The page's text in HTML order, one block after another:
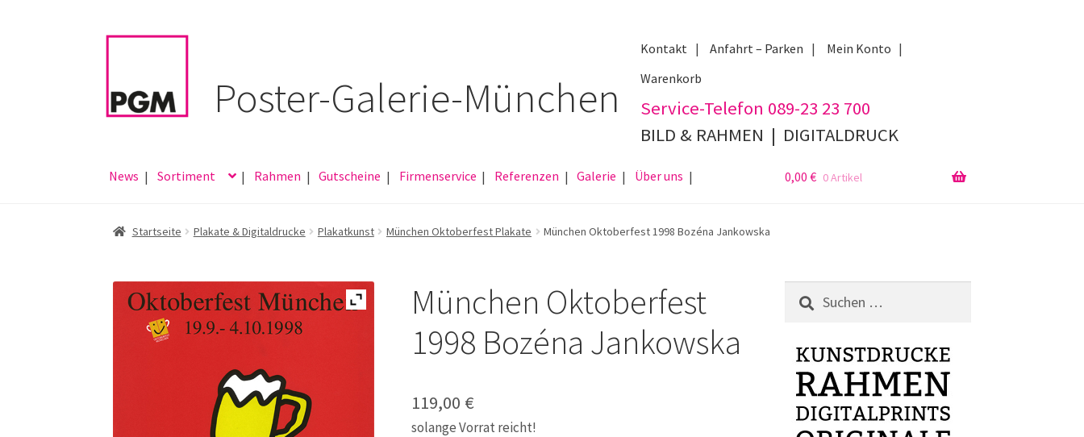
Zur
Zum
Kontakt Anfahrt – Parken
Mein Konto
Warenkorb
Service-Telefon 089-23 23 700
BILD & RAHMEN | DIGITALDRUCK
News Sortiment Rahmen Gutscheine Firmenservice Referenzen Galerie Über uns 0,00 € 0 Artikel
Startseite Plakate & Digitaldrucke Plakatkunst München Oktoberfest Plakate München Oktoberfest 1998 Bozéna Jankowska
München Oktoberfest
1998 Bozéna Jankowska
119,00 €
solange Vorrat reicht!
Suchen
nach: